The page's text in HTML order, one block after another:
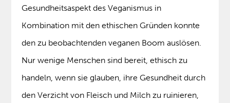
Gesundheitsaspekt des Veganismus in
Kombination mit den ethischen Gründen konnte
den zu beobachtenden veganen Boom auslösen.
Nur wenige Menschen sind bereit, ethisch zu
handeln, wenn sie glauben, ihre Gesundheit durch
den Verzicht von Fleisch und Milch zu ruinieren,